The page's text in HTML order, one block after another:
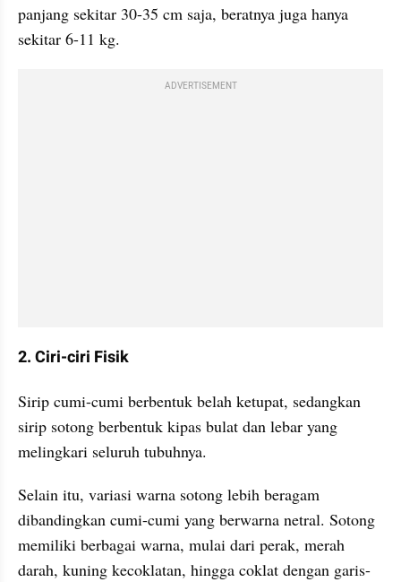
panjang sekitar 30-35 cm saja, beratnya juga hanya
sekitar 6-11 kg.
ADVERTISEMENT
2. Ciri-ciri Fisik
Sirip cumi-cumi berbentuk belah ketupat, sedangkan
sirip sotong berbentuk kipas bulat dan lebar yang
melingkari seluruh tubuhnya.
Selain itu, variasi warna sotong lebih beragam
dibandingkan cumi-cumi yang berwarna netral. Sotong
memiliki berbagai warna, mulai dari perak, merah
darah, kuning kecoklatan, hingga coklat dengan garis-